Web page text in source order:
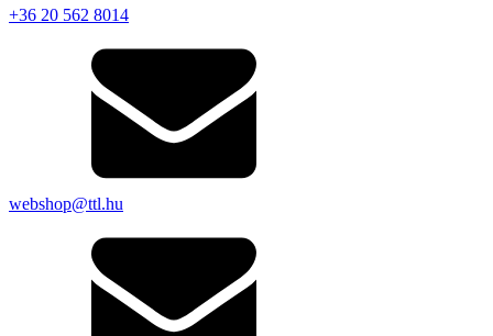
+36 20 562 8014
webshop@ttl.hu